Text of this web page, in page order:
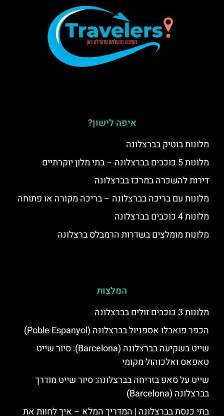
איפה לישון?
מלונות בוטיק בברצלונה
מלונות 5 כוכבים בברצלונה – בתי מלון יוקרתיים
דירות להשכרה במרכז בברצלונה
מלונות עם בריכה בברצלונה – בריכה מקורה או פתוחה
מלונות 4 כוכבים בברצלונה
מלונות מומלצים בשדרות הרמבלס ברצלונה
המלצות
מלונות 3 כוכבים זולים בברצלונה
הכפר פואבלו אספניול בברצלונה (Poble Espanyol)
שייט בשקיעה בברצלונה (Barcelona): סיור שייט
טאפאס ואלכוהול מקומי
שייט על סאפ בזריחה בברצלונה: סיור שייט מודרך
בברצלונה (Barcelona)
בתי כנסת בברצלונה | המדריך המלא – איך לחוות את